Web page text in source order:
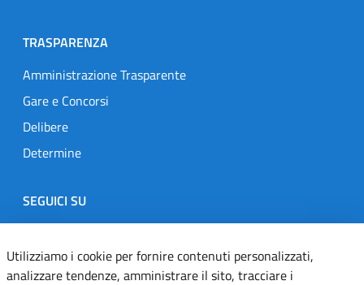
TRASPARENZA
Amministrazione Trasparente
Gare e Concorsi
Delibere
Determine
SEGUICI SU
Designers Italia
TwitterInstagramYoutubeLinkedin
Utilizziamo i cookie per fornire contenuti personalizzati,
analizzare tendenze, amministrare il sito, tracciare i